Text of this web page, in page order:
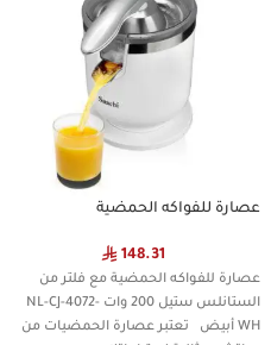
عصارة للفواكه الحمضية
148.31
عصارة للفواكه الحمضية مع فلتر من
الستانلس ستيل 200 وات NL-CJ-4072-
WH أبيض تعتبر عصارة الحمضيات من